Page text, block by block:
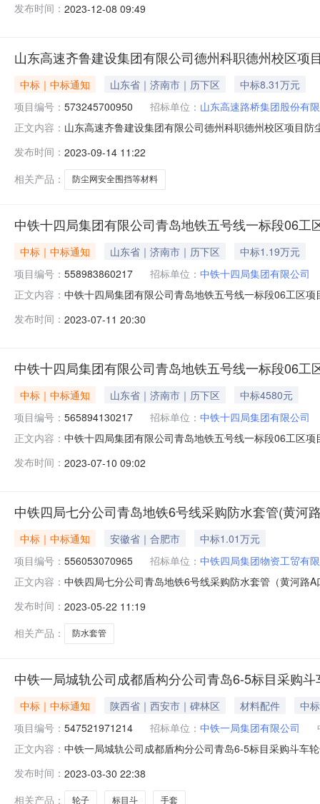
额：￥20570）中标理由：价格最低且合理
发布时间： 2023-12-08 09:49
山东高速齐鲁建设集团有限公司德州科职德州校区项
中标｜中标通知 山东省｜济南市｜历下区
中标8.31万元
项目编号： 573245700950 招标单位： 山东高速路桥集团股份有
正文内容： 山东高速齐鲁建设集团有限公司德州科职德州校区项目
发区升腾建材五金经销处（中标总金额：￥83100）中
发布时间： 2023-09-14 11:22
相关产品：
防尘网安全围挡等材料
中铁十四局集团有限公司青岛地铁五号线一标段06工
中标｜中标通知 山东省｜济南市｜历下区
中标1.19万元
项目编号： 558983860217 招标单位： 中铁十四局集团有限公司
正文内容： 中铁十四局集团有限公司青岛地铁五号线一标段06工区
（中标总金额：￥11900）中标理由：价格合理，请按
发布时间： 2023-07-11 20:30
中铁十四局集团有限公司青岛地铁五号线一标段06工
中标｜中标通知 山东省｜济南市｜历下区
中标4580元
项目编号： 565894130217 招标单位： 中铁十四局集团有限公司
正文内容： 中铁十四局集团有限公司青岛地铁五号线一标段06工区
（中标总金额：￥4580）中标理由：价格合理，请按时
发布时间： 2023-07-10 09:02
中铁四局七分公司青岛地铁6号线采购防水套管(黄河
中标｜中标通知 安徽省｜合肥市
中标1.01万元
项目编号： 556053070965 招标单位： 中铁四局集团物资工贸有
正文内容： 中铁四局七分公司青岛地铁6号线采购防水套管（黄河路
总金额：￥10144）中标理由：最低价中标
发布时间： 2023-05-22 11:19
相关产品：
防水套管
中铁一局城轨公司成都盾构分公司青岛6-5标目采购
中标｜中标通知 陕西省｜西安市｜碑林区 材料配件
中
项目编号： 547521971214 招标单位： 中铁一局集团有限公司
正文内容： 中铁一局城轨公司成都盾构分公司青岛6-5标目采购斗车
经销处（中标总金额：￥2110）中标理由：价格最优且
发布时间： 2023-03-30 22:38
相关产品：
轮子 标目斗 手套